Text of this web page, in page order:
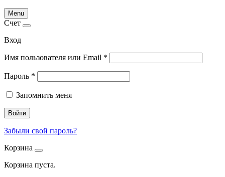
Menu
Счет
Вход
Имя пользователя или Email *
Пароль *
Запомнить меня
Войти
Забыли свой пароль?
Корзина
Корзина пуста.